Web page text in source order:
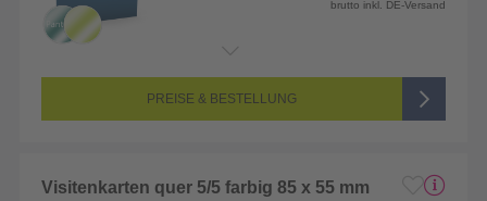
brutto inkl. DE-Versand
Seitenanzahl: 1-seitig (Vorderseite bedruckt, Rückseite unbedruckt)
5/0-farbig (vollfarbig bedruckt + 1 Sonderfarbe)
PREISE & BESTELLUNG
Visitenkarten quer 5/5 farbig 85 x 55 mm